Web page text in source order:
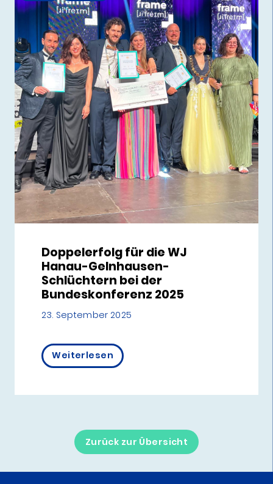
Doppelerfolg für die WJ
Hanau-Gelnhausen-
Schlüchtern bei der
Bundeskonferenz 2025
23. September 2025
Weiterlesen
Zurück zur Übersicht